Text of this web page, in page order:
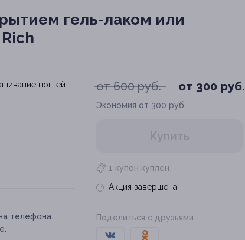
гель-лаком или
от 600 руб. от 300 руб.
Экономия от 300 руб.
Купить
1 купон куплен
Акция завершена
Поделиться с друзьями
телефона.